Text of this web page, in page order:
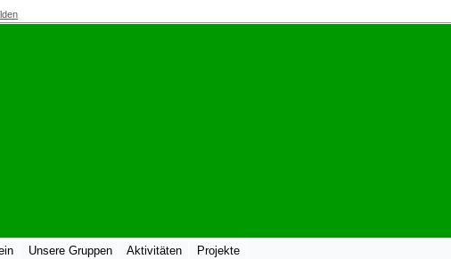
Unsere Gruppen Aktivitäten Projekte